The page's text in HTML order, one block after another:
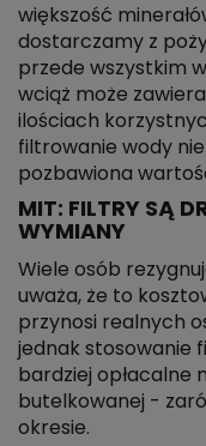
większość
dostarczamy z
przede wszystkim
wciąż może
ilościach
filtrowanie wody
pozbawiona
MIT: FILTRY SĄ
WYMIANY
Wiele osób
uważa, że to
przynosi realnych
jednak stosowanie
bardziej opłacalne
butelkowanej -
okresie.